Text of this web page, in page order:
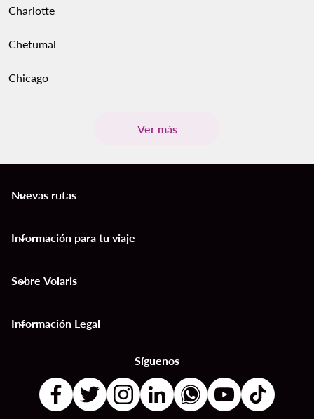
Charlotte
Chetumal
Chicago
Ver más
Nuevas rutas
keyboard_arrow_down
Información para tu viaje
keyboard_arrow_down
Sobre Volaris
keyboard_arrow_down
Información Legal
keyboard_arrow_down
Síguenos